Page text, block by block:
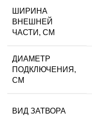
ШИРИНА
ВНЕШНЕЙ
ЧАСТИ, СМ
ДИАМЕТР
ПОДКЛЮЧЕНИЯ,
СМ
ВИД ЗАТВОРА